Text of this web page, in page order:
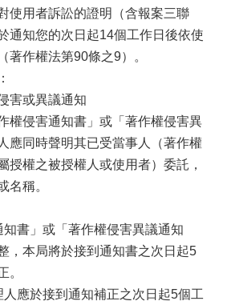
使用者訴訟的證明（含報案三聯
通知您的次日起14個工作日後依使
著作權法第90條之9）。
害或異議通知
權侵害通知書」或「著作權侵害異
應同時聲明其已受當事人（著作權
授權之被授權人或使用者）委託，
名稱。
書」或「著作權侵害異議通知
，本局將於接到通知書之次日起5
。
應於接到通知補正之次日起5個工